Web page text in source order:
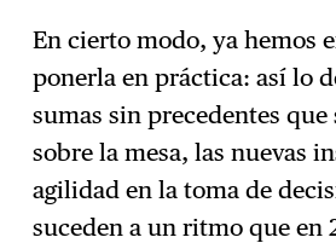
En cierto modo, ya hemos
ponerla en práctica: así lo
sumas sin precedentes que
sobre la mesa, las nuevas
agilidad en la toma de
suceden a un ritmo que en